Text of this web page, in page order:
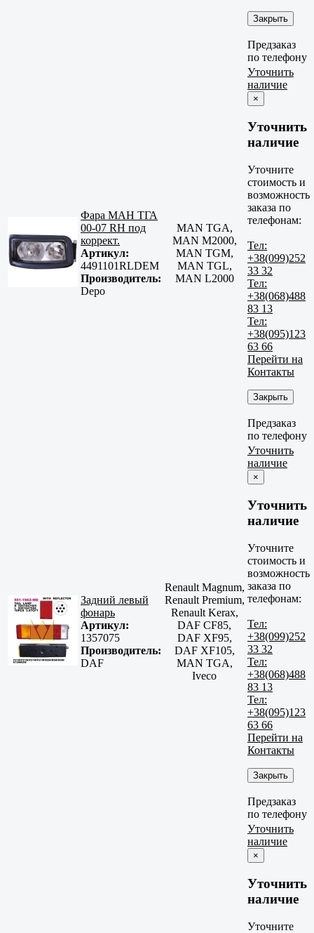
Закрыть
Предзаказ
по телефону
Фара МАН ТГА
00-07 RH под
коррект.
Артикул:
4491101RLDEM
Производитель:
Depo
MAN TGA,
MAN M2000,
MAN TGM,
MAN TGL,
MAN L2000
Уточнить
наличие
×
Уточнить
наличие
Уточните
стоимость и
возможность
заказа по
телефонам:
Тел:
+38(099)252
33 32
Тел:
+38(068)488
83 13
Тел:
+38(095)123
63 66
Перейти на
Контакты
Закрыть
Предзаказ
по телефону
Задний левый
фонарь
Артикул:
1357075
Производитель:
DAF
Renault Magnum,
Renault Premium,
Renault Kerax,
DAF CF85,
DAF XF95,
DAF XF105,
MAN TGA,
Iveco
Уточнить
наличие
×
Уточнить
наличие
Уточните
стоимость и
возможность
заказа по
телефонам:
Тел:
+38(099)252
33 32
Тел:
+38(068)488
83 13
Тел:
+38(095)123
63 66
Перейти на
Контакты
Закрыть
Предзаказ
по телефону
Уточнить
наличие
×
Уточнить
наличие
Уточните